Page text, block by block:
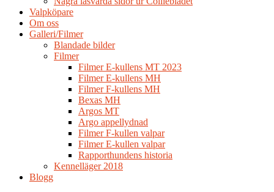
Valpköpare
Om oss
Galleri/Filmer
Blandade bilder
Filmer
Filmer E-kullens MT 2023
Filmer E-kullens MH
Filmer F-kullens MH
Bexas MH
Argos MT
Argo appellydnad
Filmer F-kullen valpar
Filmer E-kullen valpar
Rapporthundens historia
Kennelläger 2018
Blogg